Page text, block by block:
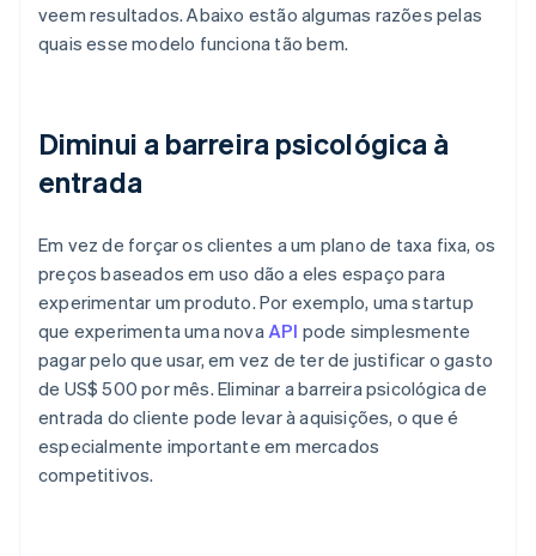
veem resultados. Abaixo estão algumas razões pelas
quais esse modelo funciona tão bem.
Diminui a barreira psicológica à
entrada
Em vez de forçar os clientes a um plano de taxa fixa, os
preços baseados em uso dão a eles espaço para
experimentar um produto. Por exemplo, uma startup
que experimenta uma novaAPI pode simplesmente
pagar pelo que usar, em vez de ter de justificar o gasto
de US$ 500 por mês. Eliminar a barreira psicológica de
entrada do cliente pode levar à aquisições, o que é
especialmente importante em mercados
competitivos.